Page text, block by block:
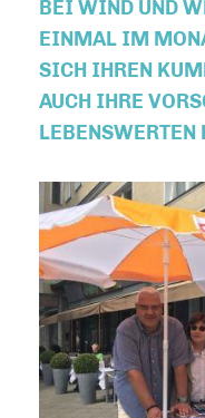
BEI WIND UND
EINMAL IM
SICH IHREN
AUCH IHRE
LEBENSWERTEN